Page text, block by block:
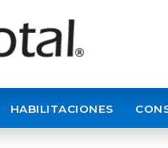
HABILITACIONES